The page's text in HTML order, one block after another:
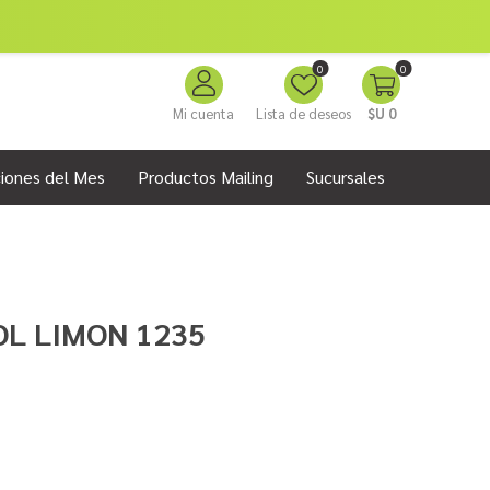
Mi cuenta Lista de deseos
0 0
$U 0
del Mes Productos Mailing Sucursales
LIMON 1235